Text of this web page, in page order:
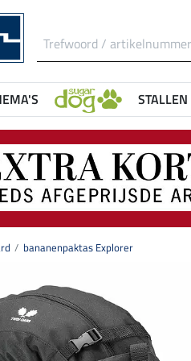
STALLEN
bananenpaktas Explorer